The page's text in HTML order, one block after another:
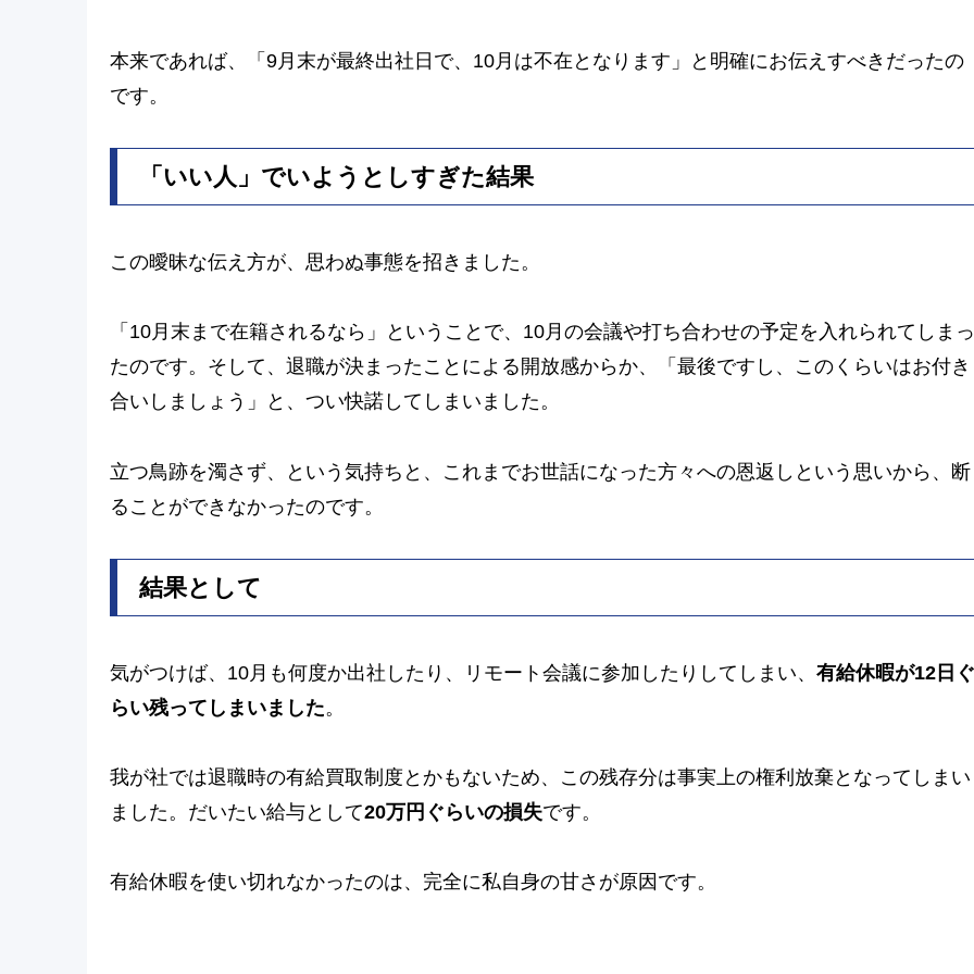
本来であれば、「9月末が最終出社日で、10月は不在となります」と明確にお伝えすべきだったの
です。
「いい人」でいようとしすぎた結果
この曖昧な伝え方が、思わぬ事態を招きました。
「10月末まで在籍されるなら」ということで、10月の会議や打ち合わせの予定を入れられてしまっ
たのです。そして、退職が決まったことによる開放感からか、「最後ですし、このくらいはお付き
合いしましょう」と、つい快諾してしまいました。
立つ鳥跡を濁さず、という気持ちと、これまでお世話になった方々への恩返しという思いから、断
ることができなかったのです。
結果として
気がつけば、10月も何度か出社したり、リモート会議に参加したりしてしまい、 有給休暇が12日ぐ
らい残ってしまいました。
我が社では退職時の有給買取制度とかもないため、この残存分は事実上の権利放棄となってしまい
ました。だいたい給与として20万円ぐらいの損失です。
有給休暇を使い切れなかったのは、完全に私自身の甘さが原因です。